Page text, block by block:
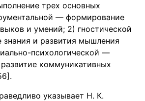
трех основных
— формирование
и умений; 2) гностической
и развития мышления
психологической —
коммуникативных
указывает Н. К.